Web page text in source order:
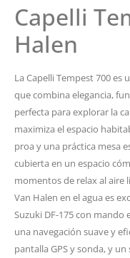
Capelli
Halen
La Capelli Tempest 700
que combina elegancia,
perfecta para explorar la
maximiza el espacio
proa y una práctica mesa
cubierta en un espacio
momentos de relax al aire
Van Halen en el agua es
Suzuki DF-175 con
una navegación suave y
pantalla GPS y sonda, y